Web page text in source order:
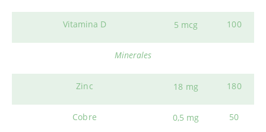
Vitamina D 5 mcg 100
Minerales
Zinc 18 mg 180
Cobre 0,5 mg 50